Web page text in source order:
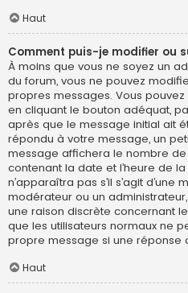
Haut
Comment puis-je modifier ou
À moins que vous ne soyez un
du forum, vous ne pouvez
propres messages. Vous
en cliquant le bouton adéquat,
après que le message initial ait
répondu à votre message, un
message affichera le nombre de
contenant la date et l’heure de
n’apparaîtra pas s’il s’agit
modérateur ou un
une raison discrète concernant
que les utilisateurs normaux ne
propre message si une réponse
Haut